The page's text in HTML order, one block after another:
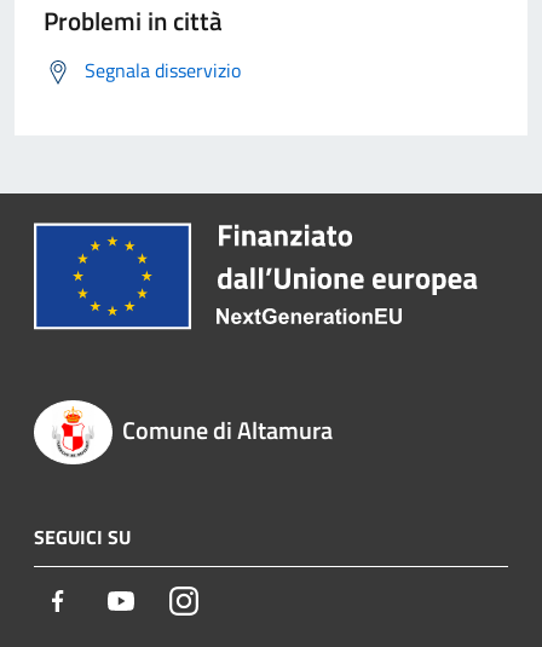
Problemi in città
Segnala disservizio
Comune di Altamura
SEGUICI SU
Facebook YoutubeInstagram